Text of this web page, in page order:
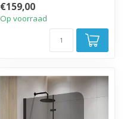
te draai...
€159,00
Op voorraad